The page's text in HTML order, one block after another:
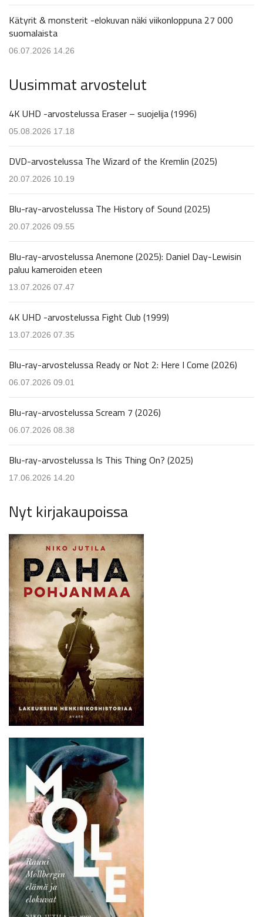
Kätyrit & monsterit -elokuvan näki viikonloppuna 27 000
suomalaista
06.07.2026 14.26
Uusimmat arvostelut
4K UHD -arvostelussa Eraser – suojelija (1996)
05.08.2026 17.18
DVD-arvostelussa The Wizard of the Kremlin (2025)
20.07.2026 10.19
Blu-ray-arvostelussa The History of Sound (2025)
20.07.2026 09.55
Blu-ray-arvostelussa Anemone (2025): Daniel Day-Lewisin
paluu kameroiden eteen
13.07.2026 07.47
4K UHD -arvostelussa Fight Club (1999)
13.07.2026 07.35
Blu-ray-arvostelussa Ready or Not 2: Here I Come (2026)
06.07.2026 09.01
Blu-ray-arvostelussa Scream 7 (2026)
06.07.2026 08.38
Blu-ray-arvostelussa Is This Thing On? (2025)
17.06.2026 14.20
Nyt kirjakaupoissa